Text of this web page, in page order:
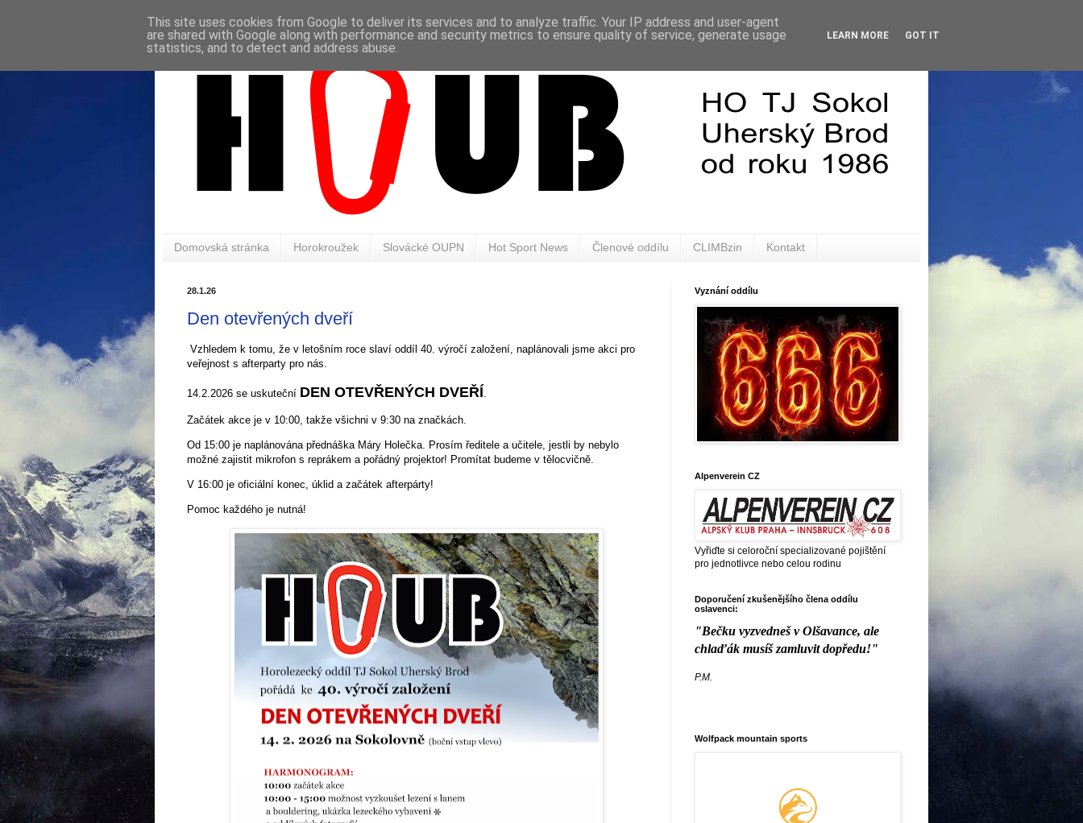
Domovská stránka Horokroužek Slovácké OUPN Hot Sport News Členové oddílu CLIMBzin Kontakt
28.1.26
Den otevřených dveří
Vzhledem k tomu, že v letošním roce slaví oddíl 40. výročí založení, naplánovali jsme akci pro
veřejnost s afterparty pro nás.
14.2.2026 se uskuteční DEN OTEVŘENÝCH DVEŘÍ
Začátek akce je v 10:00, takže všichni v 9:30 na značkách.
Od 15:00 je naplánována přednáška Máry Holečka. Prosím ředitele a učitele, jestli by nebylo
možné zajistit mikrofon s reprákem a pořádný projektor! Promítat budeme v tělocvičně.
V 16:00 je oficiální konec, úklid a začátek afterpárty!
Pomoc každého je nutná!
Vyznání oddílu
Alpenverein CZ
Vyřiďte si celoroční specializované pojištění
pro jednotlivce nebo celou rodinu
Doporučení zkušenějšího člena oddílu
oslavenci:
"Bečku vyzvedneš v Olšavance, ale
chlaďák musíš zamluvit dopředu!"
P.M.
Wolfpack mountain sports
This site uses cookies from Google to deliver its services and to analyze traffic. Your IP address and user-agent
are shared with Google along with performance and security metrics to ensure quality of service, generate usage
statistics, and to detect and address abuse.
LEARN MORE GOT IT